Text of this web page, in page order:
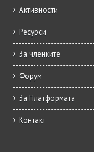
Активности
Ресурси
За членките
Форум
За Платформата
Контакт